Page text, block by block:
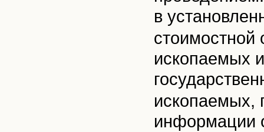
в
стоимостной
ископаемых
ископаемых,
информации